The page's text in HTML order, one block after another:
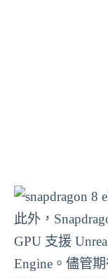
此外，
GPU 支援
Engine。儘管